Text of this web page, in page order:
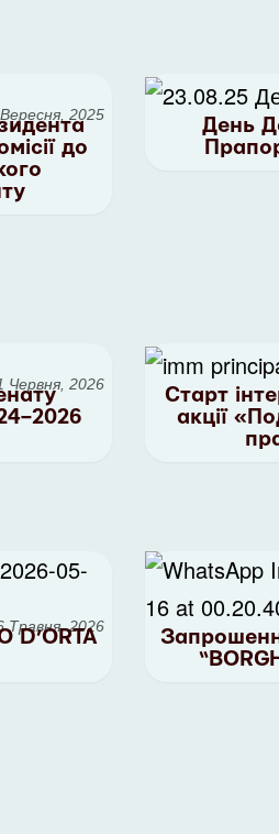
2025
до
День
Червня, 2026
Старт
акції
Травня, 2026
D’ORTA